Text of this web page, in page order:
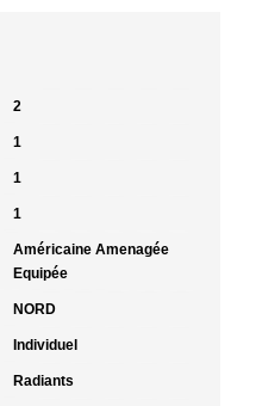
2
1
1
1
Américaine Amenagée
Equipée
NORD
Individuel
Radiants